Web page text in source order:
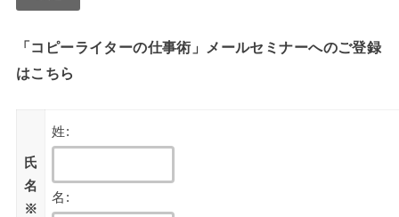
「コピーライターの仕事術」メールセミナーへのご登録
はこちら
氏
名
※
姓:
名: